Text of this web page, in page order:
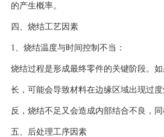
的产生概率。
四、烧结工艺因素
1、烧结温度与时间控制不当：
烧结过程是形成最终零件的关键阶段。
长，可能会导致材料在边缘区域出现过
反，烧结不足又会造成内部结合不良，同
五、后处理工序因素